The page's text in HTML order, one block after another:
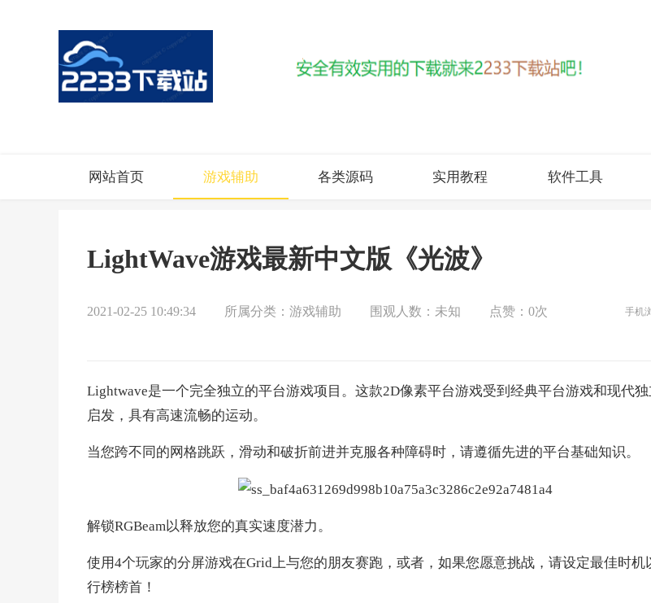
网站首页 游戏辅助 各类源码 实用教程 软件工具
LightWave游戏最新中文版《光波》
2021-02-25 10:49:34 所属分类： 游戏辅助 围观人数： 未知 点赞： 0次 手机
Lightwave是一个完全独立的平台游戏项目。这款2D像素平台游戏受到经典平台游戏和现代
启发，具有高速流畅的运动。
当您跨不同的网格跳跃，滑动和破折前进并克服各种障碍时，请遵循先进的平台基础知识。
解锁RGBeam以释放您的真实速度潜力。
使用4个玩家的分屏游戏在Grid上与您的朋友赛跑，或者，如果您愿意挑战，请设定最佳时机
行榜榜首！